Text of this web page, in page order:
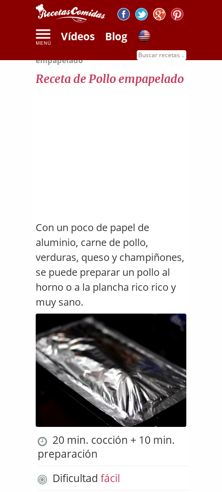
Vídeos Blog
Receta de pollo
empapelado
Receta de Pollo empapelado
Con un poco de papel de
aluminio, carne de pollo,
verduras, queso y champiñones,
se puede preparar un pollo al
horno o a la plancha rico rico y
muy sano.
20 min. cocción + 10 min.
preparación
Dificultad fácil